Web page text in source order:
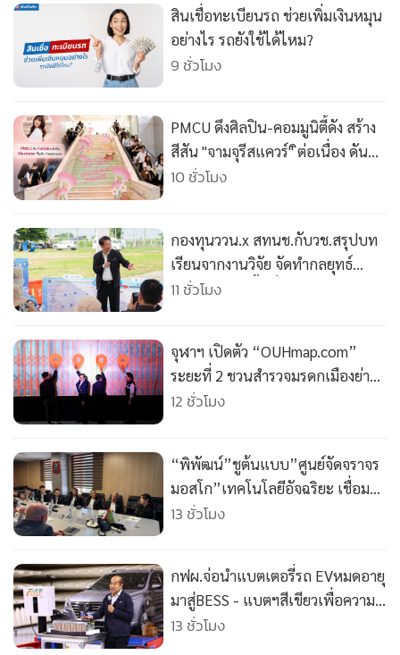
สินเชื่อทะเบียนรถ ช่วยเพิ่มเงินหมุน
อย่างไร รถยังใช้ได้ไหม?
9 ชั่วโมง
PMCU ดึงศิลปิน-คอมมูนิตี้ดัง สร้าง
สีสัน "จามจุรีสแควร์" ิต่อเนื่อง ดันผู้
ใช้บริการเพิ่มกว่า 20%
10 ชั่วโมง
กองทุนววน.x สทนช.กับวช.สรุปบท
เรียนจากงานวิจัย จัดทำกลยุทธ์
จัดการน้ำเชิงพื้นที่ เตรียมรับมือภัย
11 ชั่วโมง
จุฬาฯ เปิดตัว “OUHmap.com”
ระยะที่ 2 ชวนสำรวจมรดกเมืองย่าน
ไชน่าทาวน์–บรรทัดทอง
12 ชั่วโมง
“พิพัฒน์”ชูต้นแบบ”ศูนย์จัดจราจร
มอสโก”เทคโนโลยีอัจฉริยะ เชื่อม
ข้อมูลเรียลไทม์ รับมืออุบัติเหตุ-แก้
13 ชั่วโมง
กฟผ.จ่อนำแบตเตอรี่รถ EVหมดอายุ
มาสู่BESS - แบตฯสีเขียวเพื่อความ
ยั่งยืน เตรียมจับมือกนอ.ผุดนิ
13 ชั่วโมง